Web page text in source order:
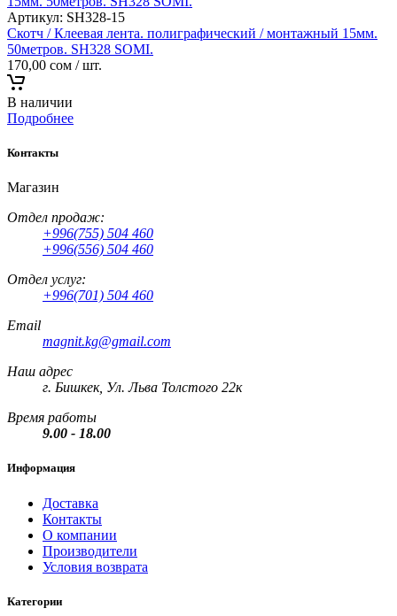
Артикул: SH328-15
Скотч / Клеевая лента. полиграфический / монтажный 15мм.
50метров. SH328 SOMI.
170,00 сом / шт.
В наличии
Подробнее
Контакты
Магазин
Отдел продаж:
+996(755) 504 460
+996(556) 504 460
Отдел услуг:
+996(701) 504 460
Email
magnit.kg@gmail.com
Наш адрес
г. Бишкек, Ул. Льва Толстого 22к
Время работы
9.00 - 18.00
Информация
Доставка
Контакты
О компании
Производители
Условия возврата
Категории